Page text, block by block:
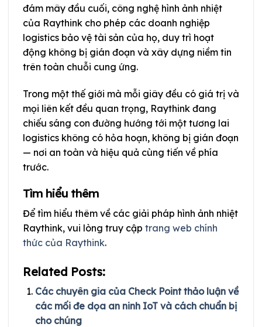
đám mây đầu cuối, công nghệ hình ảnh nhiệt
của Raythink cho phép các doanh nghiệp
logistics bảo vệ tài sản của họ, duy trì hoạt
động không bị gián đoạn và xây dựng niềm tin
trên toàn chuỗi cung ứng.
Trong một thế giới mà mỗi giây đều có giá trị và
mọi liên kết đều quan trọng, Raythink đang
chiếu sáng con đường hướng tới một tương lai
logistics không có hỏa hoạn, không bị gián đoạn
— nơi an toàn và hiệu quả cùng tiến về phía
trước.
Tìm hiểu thêm
Để tìm hiểu thêm về các giải pháp hình ảnh nhiệt
Raythink, vui lòng truy cập trang web chính
thức của Raythink.
Related Posts:
Các chuyên gia của Check Point thảo luận về
các mối đe dọa an ninh IoT và cách chuẩn bị
cho chúng